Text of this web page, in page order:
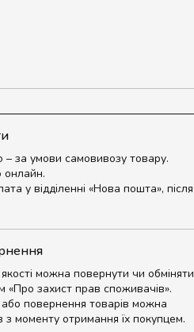
– за умови самовивозу товару.
у відділенні «Нова пошта», після
можна повернути чи обміняти
«Про захист прав споживачів».
або повернення товарів можна
з моменту отримання їх покупцем.